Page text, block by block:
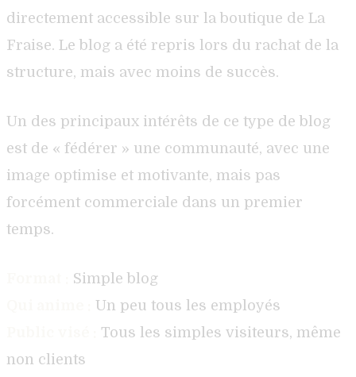
directement accessible sur la boutique de La
Fraise. Le blog a été repris lors du rachat de la
structure, mais avec moins de succès.
Un des principaux intérêts de ce type de blog
est de « fédérer » une communauté, avec une
image optimise et motivante, mais pas
forcément commerciale dans un premier
temps.
Simple blog
Un peu tous les employés
Tous les simples visiteurs, même
non clients